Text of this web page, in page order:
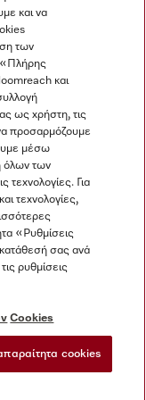
και να
των
και
ως χρήστη, τις
προσαρμόζουμε
μέσω
όλων των
τεχνολογίες. Για
τεχνολογίες,
«Ρυθμίσεις
σας ανά
ρυθμίσεις
Cookies
cookies